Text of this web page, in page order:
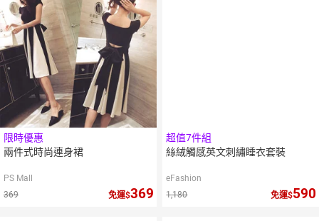
限時優惠
兩件式時尚連身裙
PS Mall
369
免運 369
超值7件組
絲絨觸感英文刺繡睡衣套裝
eFashion
1,180
免運 590